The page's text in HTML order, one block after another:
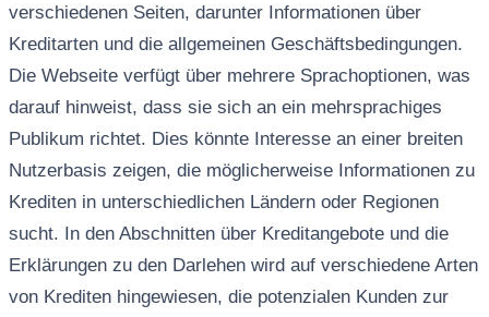
verschiedenen Seiten, darunter Informationen über
Kreditarten und die allgemeinen Geschäftsbedingungen.
Die Webseite verfügt über mehrere Sprachoptionen, was
darauf hinweist, dass sie sich an ein mehrsprachiges
Publikum richtet. Dies könnte Interesse an einer breiten
Nutzerbasis zeigen, die möglicherweise Informationen zu
Krediten in unterschiedlichen Ländern oder Regionen
sucht. In den Abschnitten über Kreditangebote und die
Erklärungen zu den Darlehen wird auf verschiedene Arten
von Krediten hingewiesen, die potenzialen Kunden zur